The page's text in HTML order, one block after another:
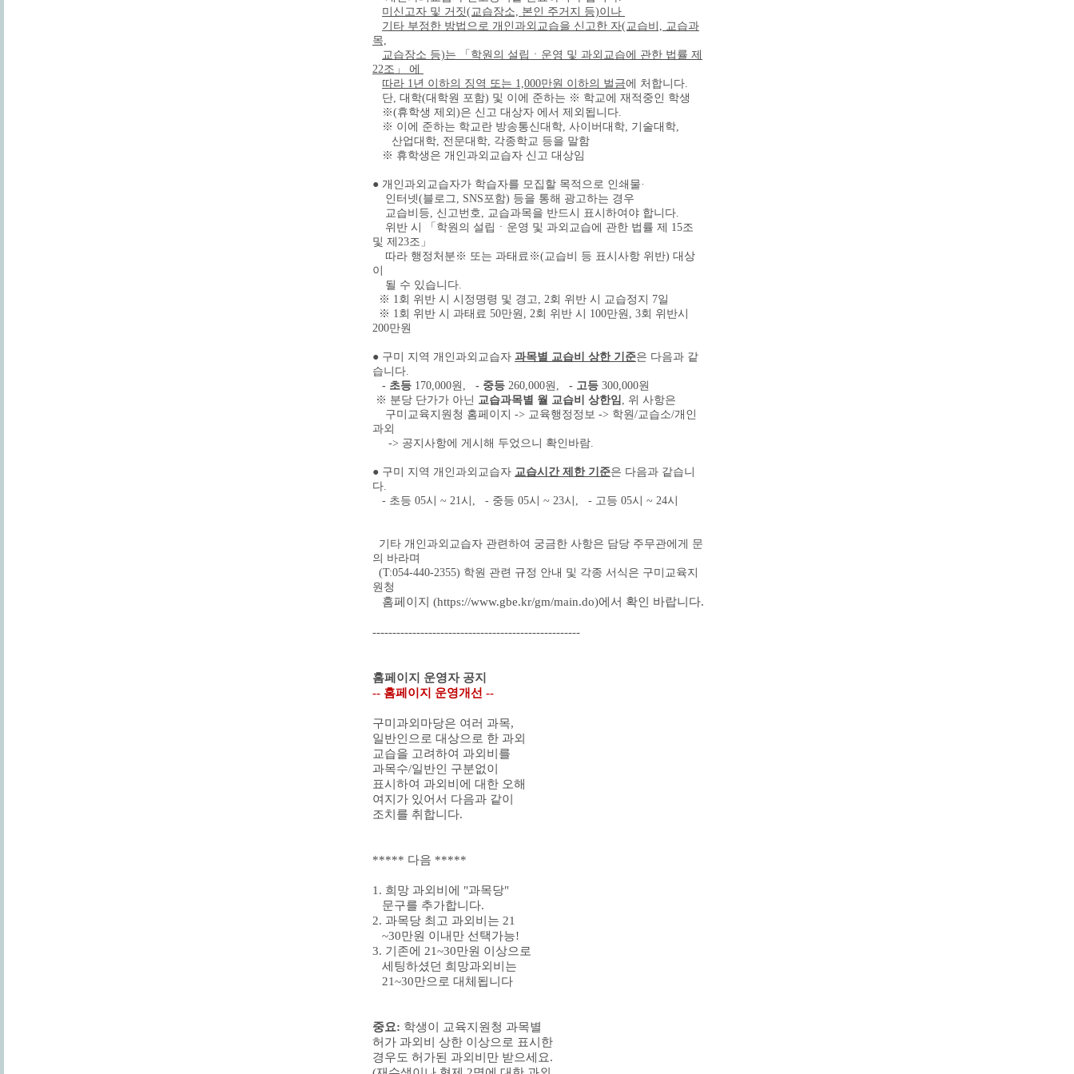
미신고자 및 거짓(교습장소, 본인 주거지 등)이나
기타 부정한 방법으로 개인과외교습을 신고한 자(교습비, 교습과
목,
교습장소 등)는 「학원의 설립ㆍ운영 및 과외교습에 관한 법률 제
22조」 에
따라 1년 이하의 징역 또는 1,000만원 이하의 벌금에 처합니다.
단, 대학(대학원 포함) 및 이에 준하는 ※ 학교에 재적중인 학생
※(휴학생 제외)은 신고 대상자 에서 제외됩니다.
※ 이에 준하는 학교란 방송통신대학, 사이버대학, 기술대학,
산업대학, 전문대학, 각종학교 등을 말함
※ 휴학생은 개인과외교습자 신고 대상임
● 개인과외교습자가 학습자를 모집할 목적으로 인쇄물·
인터넷(블로그, SNS포함) 등을 통해 광고하는 경우
교습비등, 신고번호, 교습과목을 반드시 표시하여야 합니다.
위반 시 「학원의 설립ㆍ운영 및 과외교습에 관한 법률 제 15조
및 제23조」
따라 행정처분※ 또는 과태료※(교습비 등 표시사항 위반) 대상
이
될 수 있습니다.
※ 1회 위반 시 시정명령 및 경고, 2회 위반 시 교습정지 7일
※ 1회 위반 시 과태료 50만원, 2회 위반 시 100만원, 3회 위반시
200만원
● 구미 지역 개인과외교습자 과목별 교습비 상한 기준은 다음과 같
습니다.
- 초등 170,000원, - 중등 260,000원, - 고등 300,000원
※ 분당 단가가 아닌 교습과목별 월 교습비 상한임 , 위 사항은
구미교육지원청 홈페이지 -> 교육행정정보 -> 학원/교습소/개인
과외
-> 공지사항에 게시해 두었으니 확인바람.
● 구미 지역 개인과외교습자 교습시간 제한 기준은 다음과 같습니
다.
- 초등 05시 ~ 21시, - 중등 05시 ~ 23시, - 고등 05시 ~ 24시
기타 개인과외교습자 관련하여 궁금한 사항은 담당 주무관에게 문
의 바라며
(T:054-440-2355) 학원 관련 규정 안내 및 각종 서식은 구미교육지
원청
홈페이지 (https://www.gbe.kr/gm/main.do)에서 확인 바랍니다.
----------------------------------------------------
홈페이지 운영자 공지
-- 홈페이지 운영개선 --
구미과외마당은 여러 과목,
일반인으로 대상으로 한 과외
교습을 고려하여 과외비를
과목수/일반인 구분없이
표시하여 과외비에 대한 오해
여지가 있어서 다음과 같이
조치를 취합니다.
***** 다음 *****
1. 희망 과외비에 "과목당"
문구를 추가합니다.
2. 과목당 최고 과외비는 21
~30만원 이내만 선택가능!
3. 기존에
21~30만원 이상으로
세팅하셨던 희망과외비는
21~30만으로 대체됩니다
중요: 학생이 교육지원청 과목별
허가 과외비 상한 이상으로 표시한
경우도 허가된 과외비만 받으세요.